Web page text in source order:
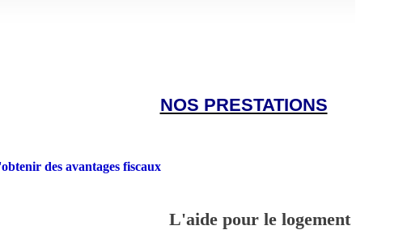
NOS PRESTATIONS
des avantages fiscaux
L'aide pour le logement